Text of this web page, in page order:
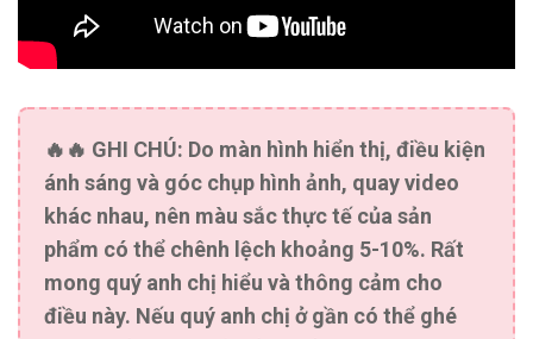
🔥🔥 GHI CHÚ: Do màn hình hiển thị, điều kiện
ánh sáng và góc chụp hình ảnh, quay video
khác nhau, nên màu sắc thực tế của sản
phẩm có thể chênh lệch khoảng 5-10%. Rất
mong quý anh chị hiểu và thông cảm cho
điều này. Nếu quý anh chị ở gần có thể ghé